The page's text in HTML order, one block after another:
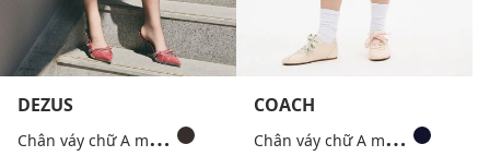
DEZUS
C
hân váy chữ A mini dập nổi Idory
COACH
C
hân váy chữ A mini dệt kim Textured